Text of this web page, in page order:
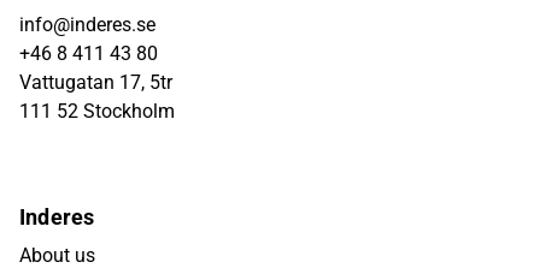
info@inderes.se
+46 8 411 43 80
Vattugatan 17, 5tr
111 52 Stockholm
Inderes
About us